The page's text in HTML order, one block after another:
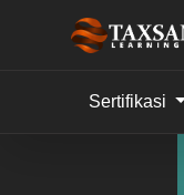
Sertifikasi